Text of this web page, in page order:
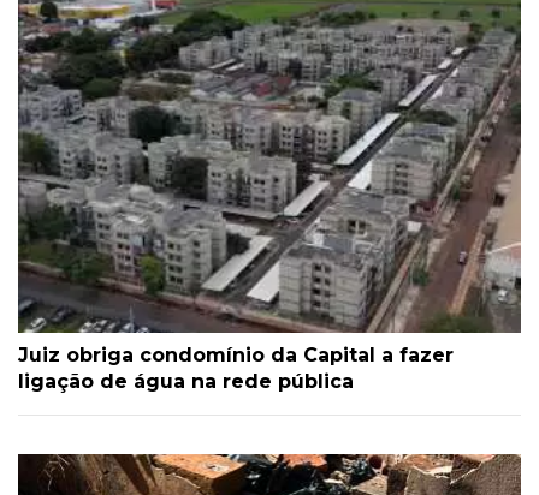
Juiz obriga condomínio da Capital a fazer
ligação de água na rede pública